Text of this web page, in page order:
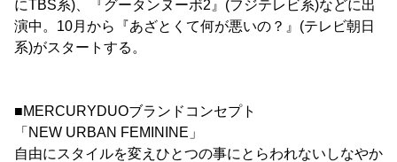
にTBS系)、『グータンヌーボ2』(フジテレビ系)などに出
演中。10月から『あざとくて何が悪いの？』(テレビ朝日
系)がスタートする。
■MERCURYDUOブランドコンセプト
「NEW URBAN FEMININE」
自由にスタイルを変えひとつの事にとらわれないしなやか